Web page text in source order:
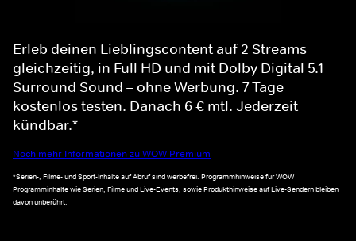
Erleb deinen Lieblingscontent auf 2 Streams
gleichzeitig, in Full HD und mit Dolby Digital 5.1
Surround Sound – ohne Werbung. 7 Tage
kostenlos testen. Danach 6 € mtl. Jederzeit
kündbar.*
Noch mehr Informationen zu WOW Premium
*Serien-, Filme- und Sport-Inhalte auf Abruf sind werbefrei. Programmhinweise für WOW
Programminhalte wie Serien, Filme und Live-Events, sowie Produkthinweise auf Live-Sendern bleiben
davon unberührt.